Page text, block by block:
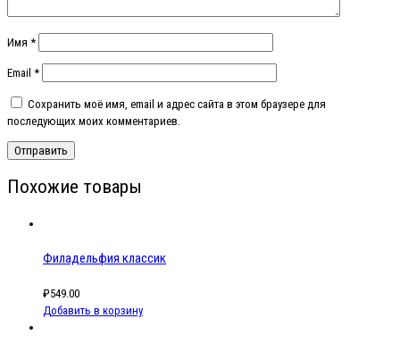
Имя *
Email *
Сохранить моё имя, email и адрес сайта в этом браузере для
последующих моих комментариев.
Похожие товары
Филадельфия классик
₽549.00
Добавить в корзину